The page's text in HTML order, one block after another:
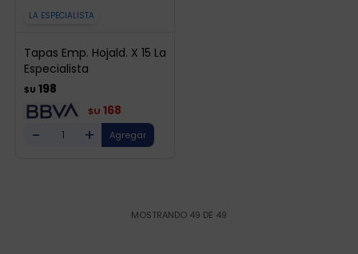
LA ESPECIALISTA
Tapas Emp. Hojald. X 15 La
Especialista
$U 198
$U 168
- +
MOSTRANDO 49 DE 49